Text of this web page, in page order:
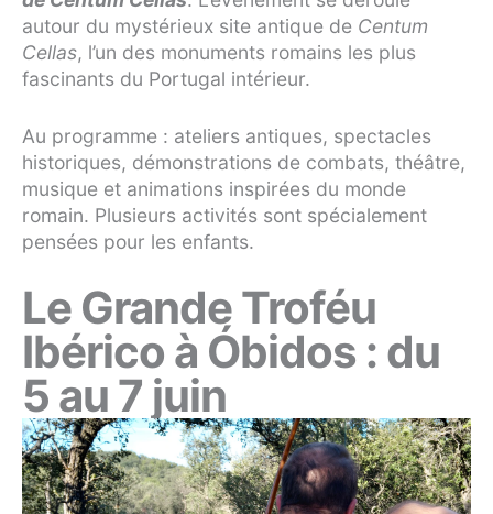
autour du mystérieux site antique de Centum
Cellas, l’un des monuments romains les plus
fascinants du Portugal intérieur.
Au programme : ateliers antiques, spectacles
historiques, démonstrations de combats, théâtre,
musique et animations inspirées du monde
romain. Plusieurs activités sont spécialement
pensées pour les enfants.
Le Grande Troféu
Ibérico à Óbidos : du
5 au 7 juin